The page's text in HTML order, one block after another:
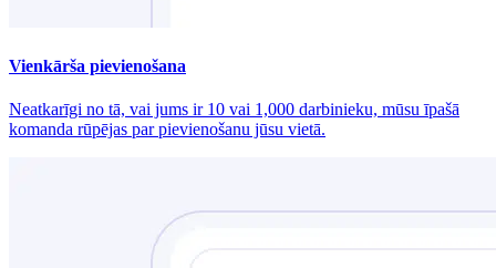
Vienkārša pievienošana
Neatkarīgi no tā, vai jums ir 10 vai 1,000 darbinieku, mūsu īpašā
komanda rūpējas par pievienošanu jūsu vietā.